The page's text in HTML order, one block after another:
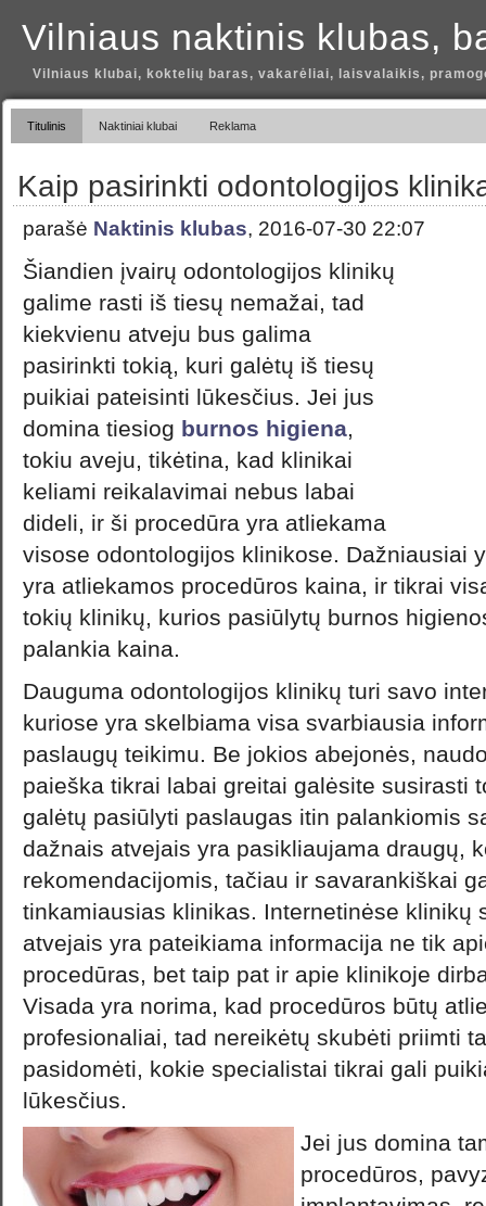
Vilniaus naktinis klubas,
Vilniaus klubai, koktelių baras, vakarėliai, laisvalaikis,
Titulinis Naktiniai klubai Reklama
Kaip pasirinkti odontologijos
parašė Naktinis klubas, 2016-07-30 22:07
Šiandien įvairų odontologijos klinikų
galime rasti iš tiesų nemažai, tad
kiekvienu atveju bus galima
pasirinkti tokią, kuri galėtų iš tiesų
puikiai pateisinti lūkesčius. Jei jus
domina tiesiog burnos higiena,
tokiu aveju, tikėtina, kad klinikai
keliami reikalavimai nebus labai
dideli, ir ši procedūra yra atliekama
visose odontologijos klinikose. Dažniausiai
yra atliekamos procedūros kaina, ir tikrai
tokių klinikų, kurios pasiūlytų burnos
palankia kaina.
Dauguma odontologijos klinikų turi savo
kuriose yra skelbiama visa svarbiausia
paslaugų teikimu. Be jokios abejonės,
paieška tikrai labai greitai galėsite susirasti
galėtų pasiūlyti paslaugas itin palankiomis
dažnais atvejais yra pasikliaujama draugų,
rekomendacijomis, tačiau ir savarankiškai
tinkamiausias klinikas. Internetinėse klinikų
atvejais yra pateikiama informacija ne tik
procedūras, bet taip pat ir apie klinikoje
Visada yra norima, kad procedūros būtų
profesionaliai, tad nereikėtų skubėti priimti
pasidomėti, kokie specialistai tikrai gali
lūkesčius.
Jei jus domina
procedūros,